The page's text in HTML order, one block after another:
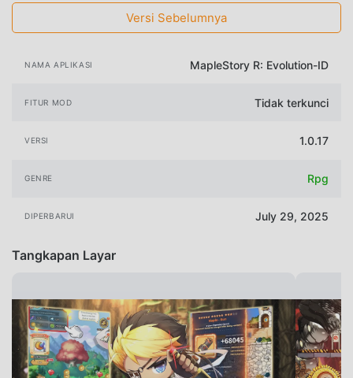
Versi Sebelumnya
NAMA APLIKASI MapleStory R: Evolution-ID
FITUR MOD Tidak terkunci
VERSI 1.0.17
GENRE Rpg
DIPERBARUI July 29, 2025
Tangkapan Layar